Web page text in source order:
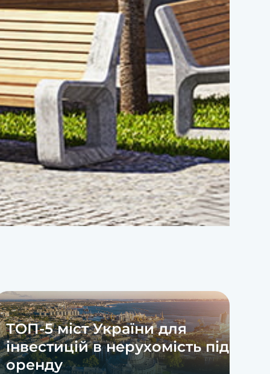
ТОП-5 міст України для
інвестицій в нерухомість під
оренду